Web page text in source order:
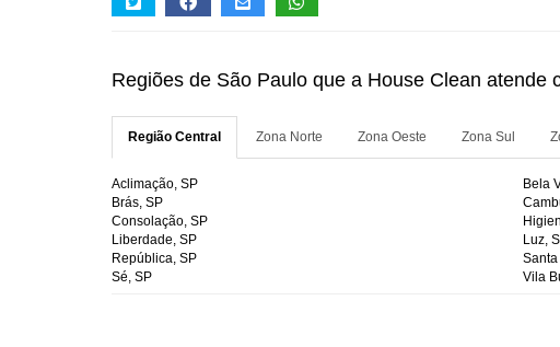
Regiões de São Paulo que a House Clean atende
Região Central Zona Norte Zona Oeste Zona Sul
Aclimação, SP Bela
Brás, SP
Consolação, SP
Liberdade, SP
Luz,
República, SP
Sé, SP
Vila